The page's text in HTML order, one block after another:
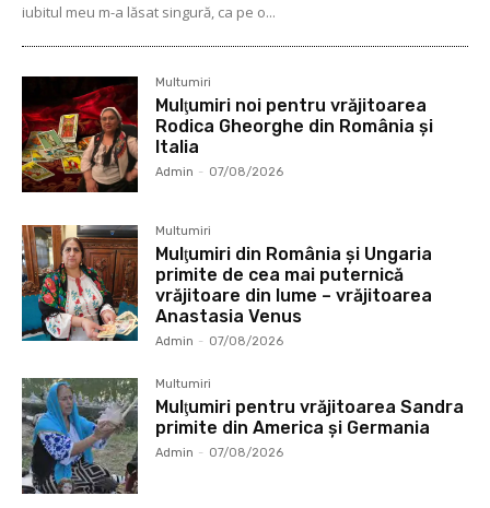
iubitul meu m-a lăsat singură, ca pe o...
Multumiri
Mulţumiri noi pentru vrăjitoarea
Rodica Gheorghe din România și
Italia
Admin - 07/08/2026
Multumiri
Mulţumiri din România și Ungaria
primite de cea mai puternică
vrăjitoare din lume – vrăjitoarea
Anastasia Venus
Admin - 07/08/2026
Multumiri
Mulţumiri pentru vrăjitoarea Sandra
primite din America și Germania
Admin - 07/08/2026